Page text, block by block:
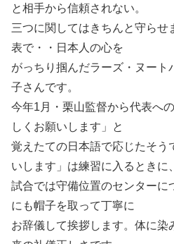
と相手から信頼されない。
三つに関してはきちんと守らせ
表で・・日本人の心を
がっちり掴んだラーズ・ヌート
子さんです。
今年1月・栗山監督から代表へ
しくお願いします」と
覚えたての日本語で応じたそう
いします」は練習に入るときに、
試合では守備位置のセンターに
にも帽子を取って丁寧に
お辞儀して挨拶します。体に染